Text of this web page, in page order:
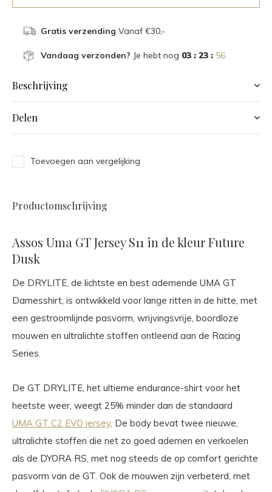
Gratis verzending Vanaf €30,-
Vandaag verzonden? Je hebt nog 03 : 23 : 56
Beschrijving
Delen
Toevoegen aan vergelijking
Productomschrijving
Assos Uma GT Jersey S11 in de kleur Future
Dusk
De DRYLITE, de lichtste en best ademende UMA GT
Damesshirt, is ontwikkeld voor lange ritten in de hitte, met
een gestroomlijnde pasvorm, wrijvingsvrije, boordloze
mouwen en ultralichte stoffen ontleend aan de Racing
Series.
De GT DRYLITE, het ultieme endurance-shirt voor het
heetste weer, weegt 25% minder dan de standaard
UMA GT C2 EVO jersey. De body bevat twee nieuwe,
ultralichte stoffen die net zo goed ademen en verkoelen
als de DYORA RS, met nog steeds de op comfort gerichte
pasvorm van de GT. Ook de mouwen zijn verbeterd, met